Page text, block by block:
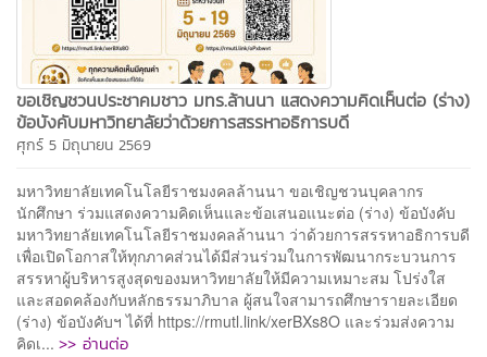
ขอเชิญชวนประชาคมชาว มทร.ล้านนา แสดงความคิดเห็นต่อ (ร่าง)
ข้อบังคับมหาวิทยาลัยว่าด้วยการสรรหาอธิการบดี
ศุกร์ 5 มิถุนายน 2569
มหาวิทยาลัยเทคโนโลยีราชมงคลล้านนา ขอเชิญชวนบุคลากร
นักศึกษา ร่วมแสดงความคิดเห็นและข้อเสนอแนะต่อ (ร่าง) ข้อบังคับ
มหาวิทยาลัยเทคโนโลยีราชมงคลล้านนา ว่าด้วยการสรรหาอธิการบดี
เพื่อเปิดโอกาสให้ทุกภาคส่วนได้มีส่วนร่วมในการพัฒนากระบวนการ
สรรหาผู้บริหารสูงสุดของมหาวิทยาลัยให้มีความเหมาะสม โปร่งใส
และสอดคล้องกับหลักธรรมาภิบาล ผู้สนใจสามารถศึกษารายละเอียด
(ร่าง) ข้อบังคับฯ ได้ที่ https://rmutl.link/xerBXs8O และร่วมส่งความ
คิดเ... >> อ่านต่อ